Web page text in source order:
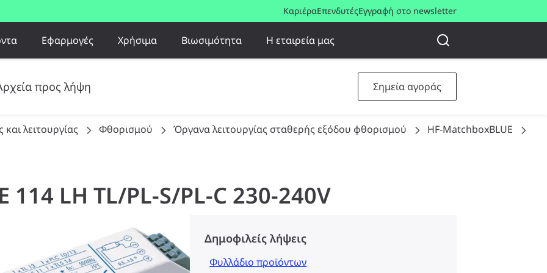
ΚαριέραΕπενδυτέςΕγγραφή στο newsletter
Εφαρμογές Χρήσιμα Βιωσιμότητα Η εταιρεία μας
προς λήψη Σημεία αγοράς
λειτουργίας Φθορισμού Όργανα λειτουργίας σταθερής εξόδου φθορισμού HF-MatchboxBLUE
114 LH TL/PL-S/PL-C 230-240V
Δημοφιλείς λήψεις
Φυλλάδιο προϊόντων